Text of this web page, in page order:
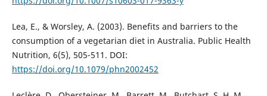
Lea, E., & Worsley, A. (2003). Benefits and barriers to the
consumption of a vegetarian diet in Australia. Public Health
Nutrition, 6(5), 505-511. DOI:
https://doi.org/10.1079/phn2002452